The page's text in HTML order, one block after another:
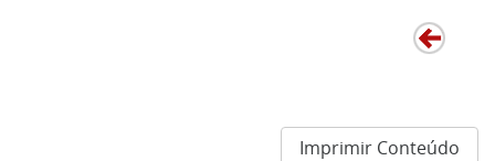
Imprimir Conteúdo